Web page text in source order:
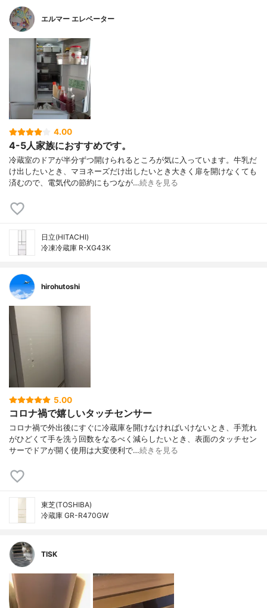
エルマー エレベーター
4.00
4-5人家族におすすめです。
冷蔵室のドアが半分ずつ開けられるところが気に入っています。牛乳だ
け出したいとき、マヨネーズだけ出したいとき大きく扉を開けなくても
済むので、電気代の節約にもつなが…続きを見る
日立(HITACHI)
冷凍冷蔵庫 R-XG43K
hirohutoshi
5.00
コロナ禍で嬉しいタッチセンサー
コロナ禍で外出後にすぐに冷蔵庫を開けなければいけないとき、手荒れ
がひどくて手を洗う回数をなるべく減らしたいとき、表面のタッチセン
サーでドアが開く使用は大変便利で…続きを見る
東芝(TOSHIBA)
冷蔵庫 GR-R470GW
TISK